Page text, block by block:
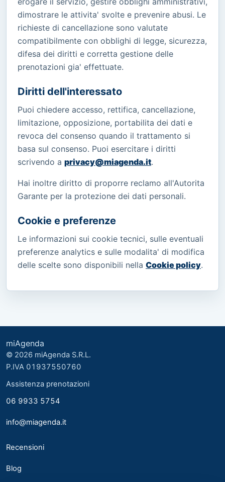
dimostrare le attivita' svolte e prevenire abusi. Le
richieste di cancellazione sono valutate
compatibilmente con obblighi di legge, sicurezza,
difesa dei diritti e corretta gestione delle
prenotazioni gia' effettuate.
Diritti dell'interessato
Puoi chiedere accesso, rettifica, cancellazione,
limitazione, opposizione, portabilita dei dati e
revoca del consenso quando il trattamento si
basa sul consenso. Puoi esercitare i diritti
scrivendo a privacy@miagenda.it.
Hai inoltre diritto di proporre reclamo all'Autorita
Garante per la protezione dei dati personali.
Cookie e preferenze
Le informazioni sui cookie tecnici, sulle eventuali
preferenze analytics e sulle modalita' di modifica
delle scelte sono disponibili nella Cookie policy.
miAgenda
© 2026 miAgenda S.R.L.
P.IVA 01937550760
Assistenza prenotazioni
06 9933 5754
info@miagenda.it
Recensioni
Blog